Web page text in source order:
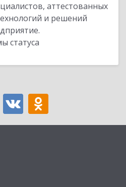
аттестованных
и решений
статуса